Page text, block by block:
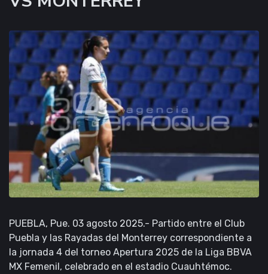
PUEBLA, Pue. 03 agosto 2025.- Partido entre el Club
Puebla y las Rayadas del Monterrey correspondiente a
la jornada 4 del torneo Apertura 2025 de la Liga BBVA
MX Femenil, celebrado en el estadio Cuauhtémoc.